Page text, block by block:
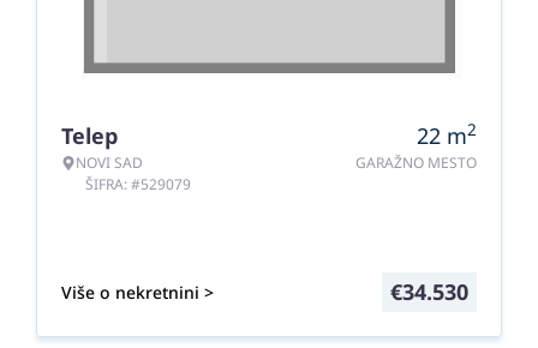
Telep
NOVI SAD
ŠIFRA: #529079
22 m2
GARAŽNO MESTO
Više o nekretnini > €34.530